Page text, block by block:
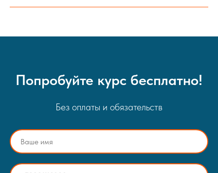
Попробуйте курс бесплатно!
Без оплаты и обязательств